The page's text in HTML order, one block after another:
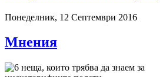
Понеделник, 12 Септември 2016
Мнения